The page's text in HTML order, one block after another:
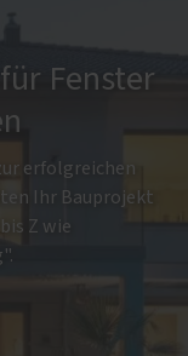
Fenster
erfolgreichen
Ihr Bauprojekt
Z wie